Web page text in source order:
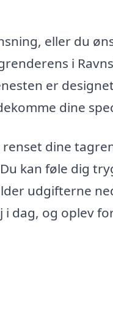
eller du
i
er
dine
dine
kan føle dig
udgifterne
dag, og oplev